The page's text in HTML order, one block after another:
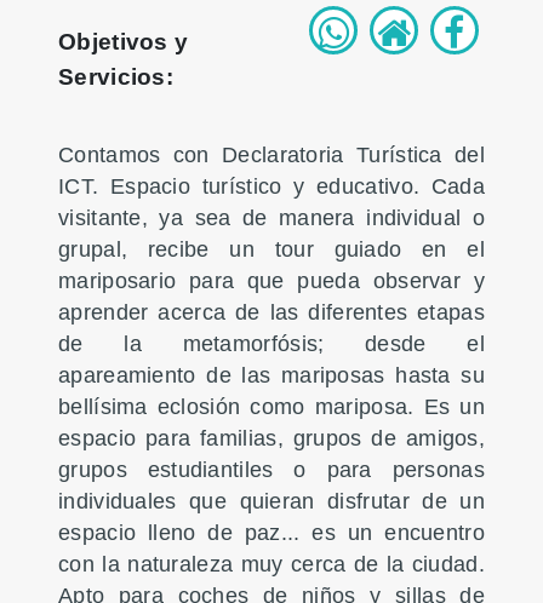
Objetivos y
Servicios:
Contamos con Declaratoria Turística del
ICT. Espacio turístico y educativo. Cada
visitante, ya sea de manera individual o
grupal, recibe un tour guiado en el
mariposario para que pueda observar y
aprender acerca de las diferentes etapas
de la metamorfósis; desde el
apareamiento de las mariposas hasta su
bellísima eclosión como mariposa. Es un
espacio para familias, grupos de amigos,
grupos estudiantiles o para personas
individuales que quieran disfrutar de un
espacio lleno de paz... es un encuentro
con la naturaleza muy cerca de la ciudad.
Apto para coches de niños y sillas de